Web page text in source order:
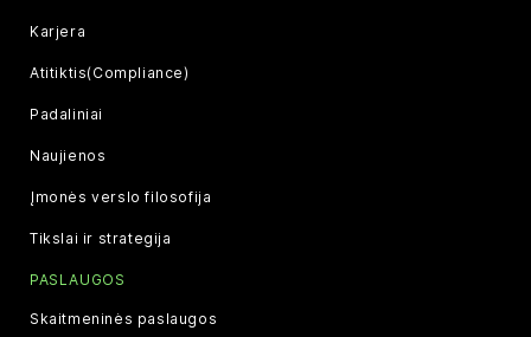
Karjera
Atitiktis(Compliance)
Padaliniai
Naujienos
Įmonės verslo filosofija
Tikslai ir strategija
PASLAUGOS
Skaitmeninės paslaugos